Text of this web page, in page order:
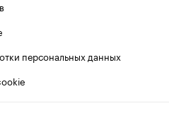
персональных данных